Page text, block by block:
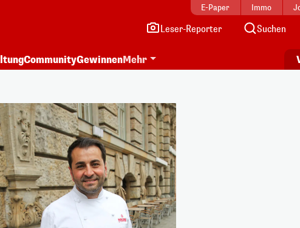
E-Paper Immo
Leser-Reporter Suchen
CommunityGewinnenMehr